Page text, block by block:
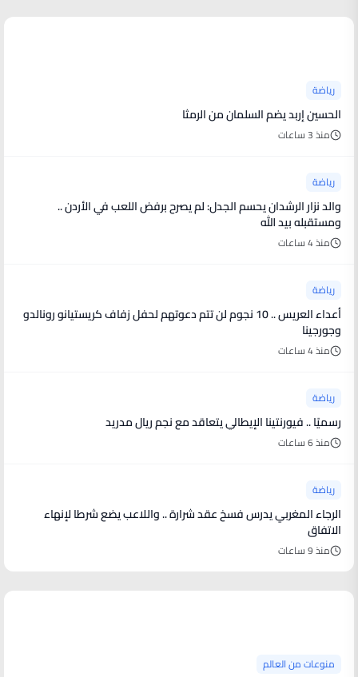
رياضة
الحسين إربد يضم السلمان من الرمثا
منذ 3 ساعات
رياضة
والد نزار الرشدان يحسم الجدل: لم يصرح برفض اللعب في الأردن ..
ومستقبله بيد الله
منذ 4 ساعات
رياضة
أعداء العريس .. 10 نجوم لن تتم دعوتهم لحفل زفاف كريستيانو رونالدو
وجورجينا
منذ 4 ساعات
رياضة
رسميًا .. فيورنتينا الإيطالي يتعاقد مع نجم ريال مدريد
منذ 6 ساعات
رياضة
الرجاء المغربي يدرس فسخ عقد شرارة .. واللاعب يضع شرطا لإنهاء
الاتفاق
منذ 9 ساعات
منوعات من العالم